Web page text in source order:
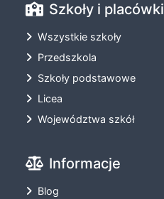
Szkoły i placówki
Wszystkie szkoły
Przedszkola
Szkoły podstawowe
Licea
Województwa szkół
Informacje
Blog